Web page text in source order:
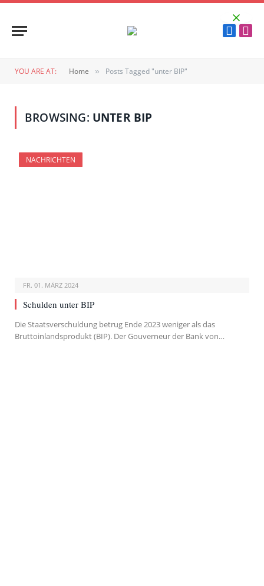
YOU ARE AT: Home » Posts Tagged "unter BIP"
BROWSING: UNTER BIP
NACHRICHTEN
FR. 01. MÄRZ 2024
Schulden unter BIP
Die Staatsverschuldung betrug Ende 2023 weniger als das
Bruttoinlandsprodukt (BIP). Der Gouverneur der Bank von…